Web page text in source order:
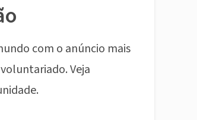
com o anúncio mais
Veja